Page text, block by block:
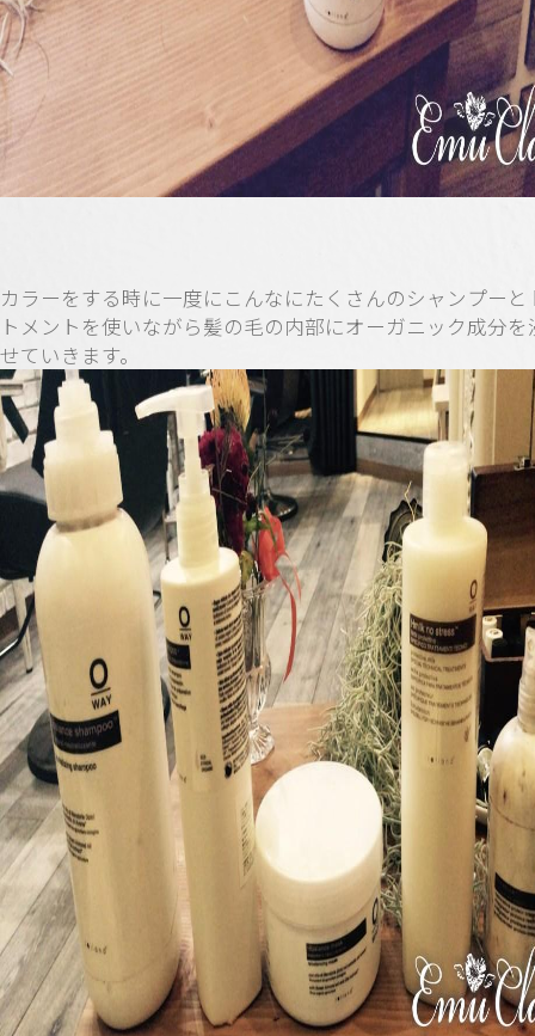
カラーをする時に一度にこんなにたくさんのシャンプーと
トメントを使いながら髪の毛の内部にオーガニック成分を
せていきます。